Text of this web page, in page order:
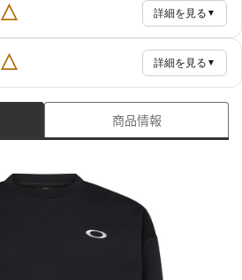
△ 詳細を見る ▼
△ 詳細を見る ▼
商品情報